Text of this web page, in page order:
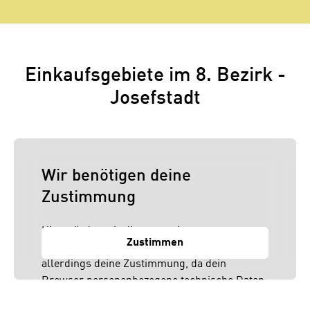
Einkaufsgebiete im 8. Bezirk -
Josefstadt
Wir benötigen deine
Zustimmung
Hier würden wir dir gerne einen externen
Inhalt anzeigen. Dafür benötigen wir
allerdings deine Zustimmung, da dein
Browser personenbezogene technische Daten
Zustimmen